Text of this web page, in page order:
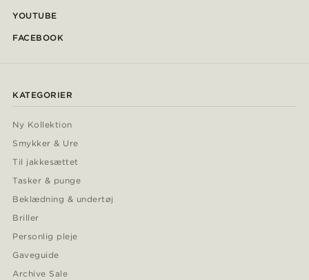
YOUTUBE
FACEBOOK
KATEGORIER
Ny Kollektion
Smykker & Ure
Til jakkesættet
Tasker & punge
Beklædning & undertøj
Briller
Personlig pleje
Gaveguide
Archive Sale